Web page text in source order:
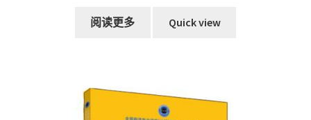
阅读更多 Quick view